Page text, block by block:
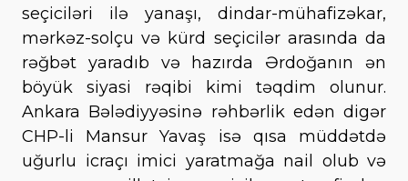
seçiciləri ilə yanaşı, dindar-mühafizəkar,
mərkəz-solçu və kürd seçicilər arasında da
rəğbət yaradıb və hazırda Ərdoğanın ən
böyük siyasi rəqibi kimi təqdim olunur.
Ankara Bələdiyyəsinə rəhbərlik edən digər
CHP-li Mansur Yavaş isə qısa müddətdə
uğurlu icraçı imici yaratmağa nail olub və